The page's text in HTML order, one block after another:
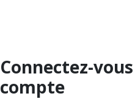
Connectez-
compte